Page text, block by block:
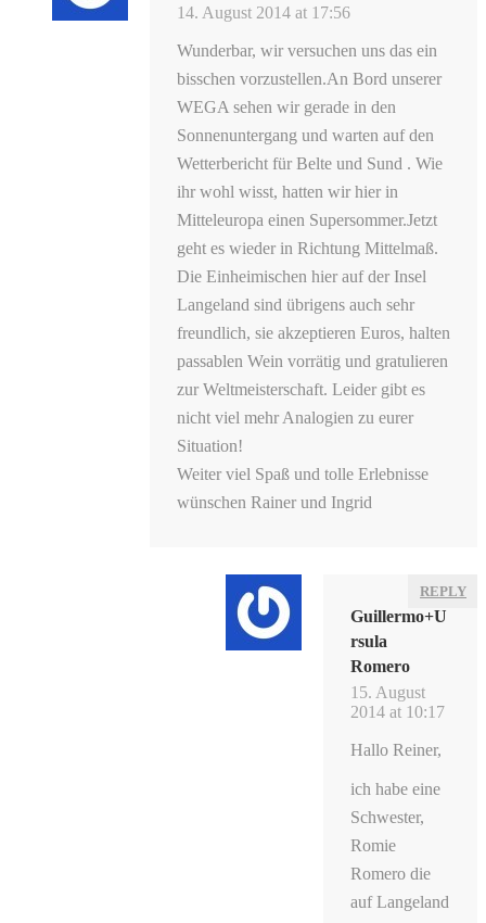
14. August 2014 at 17:56
Wunderbar, wir versuchen uns das ein
bisschen vorzustellen.An Bord unserer
WEGA sehen wir gerade in den
Sonnenuntergang und warten auf den
Wetterbericht für Belte und Sund . Wie
ihr wohl wisst, hatten wir hier in
Mitteleuropa einen Supersommer.Jetzt
geht es wieder in Richtung Mittelmaß.
Die Einheimischen hier auf der Insel
Langeland sind übrigens auch sehr
freundlich, sie akzeptieren Euros, halten
passablen Wein vorrätig und gratulieren
zur Weltmeisterschaft. Leider gibt es
nicht viel mehr Analogien zu eurer
Situation!
Weiter viel Spaß und tolle Erlebnisse
wünschen Rainer und Ingrid
Guillermo+U
rsula
Romero
15. August
2014 at 10:17
REPLY
Hallo Reiner,
ich habe eine
Schwester,
Romie
Romero die
auf Langeland